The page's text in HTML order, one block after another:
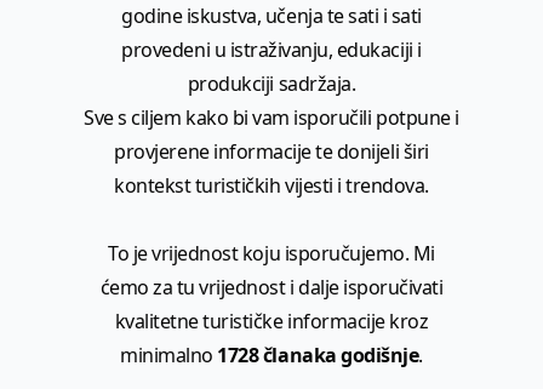
godine iskustva, učenja te sati i sati
provedeni u istraživanju, edukaciji i
produkciji sadržaja.
Sve s ciljem kako bi vam isporučili potpune i
provjerene informacije te donijeli širi
kontekst turističkih vijesti i trendova.
To je vrijednost koju isporučujemo. Mi
ćemo za tu vrijednost i dalje isporučivati
kvalitetne turističke informacije kroz
minimalno 1728 članaka godišnje.